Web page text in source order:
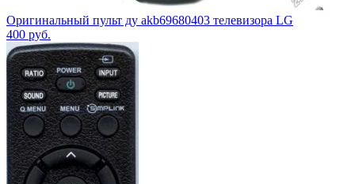
Оригинальный пульт ду akb69680403 телевизора LG
400 руб.